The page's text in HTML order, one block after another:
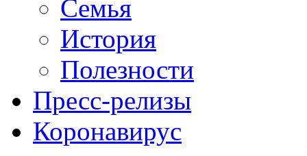
Семья
История
Полезности
Пресс-релизы
Коронавирус